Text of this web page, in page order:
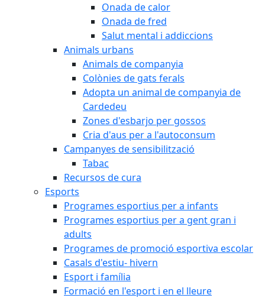
Onada de calor
Onada de fred
Salut mental i addiccions
Animals urbans
Animals de companyia
Colònies de gats ferals
Adopta un animal de companyia de
Cardedeu
Zones d'esbarjo per gossos
Cria d'aus per a l'autoconsum
Campanyes de sensibilització
Tabac
Recursos de cura
Esports
Programes esportius per a infants
Programes esportius per a gent gran i
adults
Programes de promoció esportiva escolar
Casals d'estiu- hivern
Esport i família
Formació en l'esport i en el lleure